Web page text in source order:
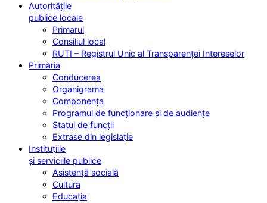
Autoritățile
publice locale
Primarul
Consiliul local
RUTI – Registrul Unic al Transparenței Intereselor
Primăria
Conducerea
Organigrama
Componența
Programul de funcționare și de audiențe
Statul de funcții
Extrase din legislație
Instituțiile
și serviciile publice
Asistență socială
Cultura
Educația